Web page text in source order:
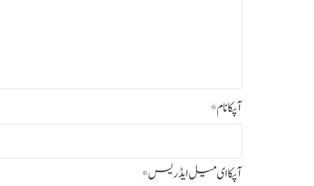
آپکا نام*
آپکا ای میل ایڈریس*